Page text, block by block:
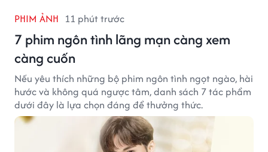
PHIM ẢNH 11 phút trước
7 phim ngôn tình lãng mạn càng xem
càng cuốn
Nếu yêu thích những bộ phim ngôn tình ngọt ngào, hài
hước và không quá ngược tâm, danh sách 7 tác phẩm
dưới đây là lựa chọn đáng để thưởng thức.